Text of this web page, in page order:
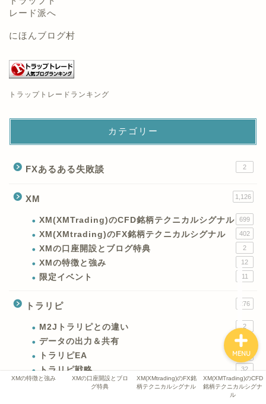
にほんブログ村
トラップトレードランキング
カテゴリー
FXあるある失敗談 2
XM 1,126
XM(XMTrading)のCFD銘柄テクニカルシグナル 699
XM(XMtrading)のFX銘柄テクニカルシグナル 402
XMの口座開設とブログ特典 2
XMの特徴と強み 12
限定イベント 11
トラリピ 276
M2Jトラリピとの違い 2
データの出力＆共有 2
トラリピEA 8
トラリピ戦略 32
週間トラリピ実績 232
XMの特徴と強み
XMの口座開設とブロ
グ特典
XM(XMtrading)のFX銘
柄テクニカルシグナル
XM(XMTrading)のCFD
銘柄テクニカルシグナ
ル
MENU
XM(XMtrading)のFX銘柄
テクニカルシグナル
XM(XMTrading)のCFD銘